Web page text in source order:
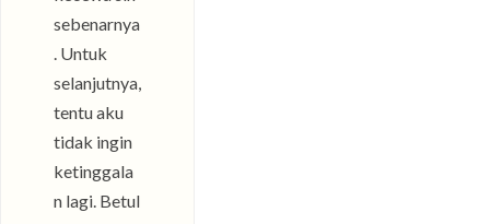
sebenarnya
. Untuk
selanjutnya,
tentu aku
tidak ingin
ketinggala
n lagi. Betul